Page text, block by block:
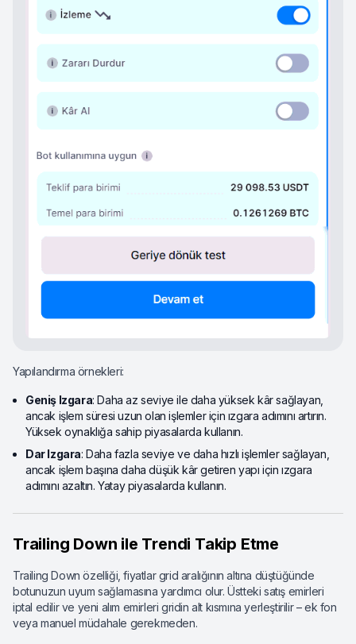
Yapılandırma örnekleri:
Geniş Izgara: Daha az seviye ile daha yüksek kâr sağlayan,
ancak işlem süresi uzun olan işlemler için ızgara adımını artırın.
Yüksek oynaklığa sahip piyasalarda kullanın.
Dar Izgara: Daha fazla seviye ve daha hızlı işlemler sağlayan,
ancak işlem başına daha düşük kâr getiren yapı için ızgara
adımını azaltın. Yatay piyasalarda kullanın.
Trailing Down ile Trendi Takip Etme
Trailing Down özelliği, fiyatlar grid aralığının altına düştüğünde
botunuzun uyum sağlamasına yardımcı olur. Üstteki satış emirleri
iptal edilir ve yeni alım emirleri gridin alt kısmına yerleştirilir – ek fon
veya manuel müdahale gerekmeden.